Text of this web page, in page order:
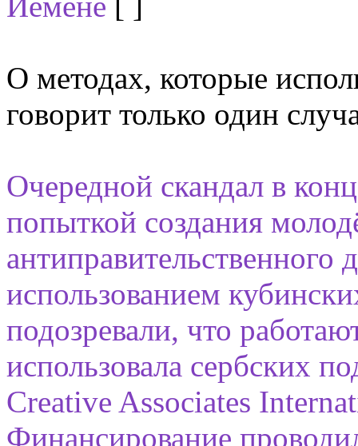
О методах, которые
говорит только один
Очередной скандал в
попыткой создания
антиправительственного
использованием
подозревали, что
использовала сербских
Creative Associates
Финансирование